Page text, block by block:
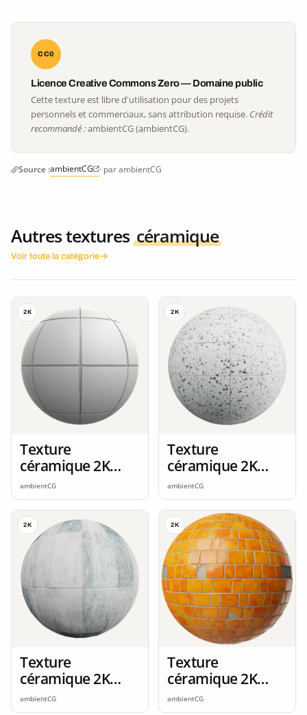
CC0
Licence Creative Commons Zero — Domaine public
Cette texture est libre d'utilisation pour des projets
personnels et commerciaux, sans attribution requise. Crédit
recommandé :ambientCG (ambientCG).
Source :ambientCG · par ambientCG
Autres textures céramique
Voir toute la catégorie
2K
Texture
céramique 2K
seamless
ambientCG
2K
Texture
céramique 2K
seamless
ambientCG
2K
Texture
céramique 2K
seamless
ambientCG
2K
Texture
céramique 2K
seamless
ambientCG